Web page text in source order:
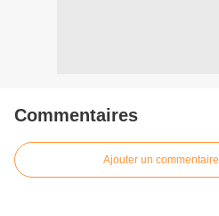
Commentaires
Ajouter un commentaire